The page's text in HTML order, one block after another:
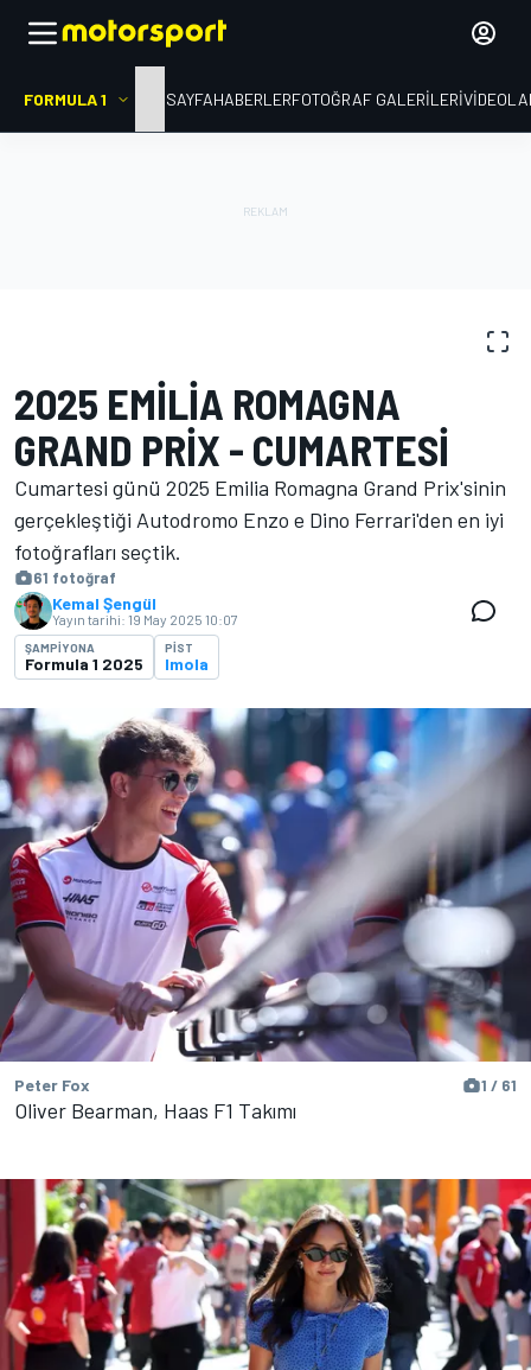
FORMULA 1 ANA SAYFAHABERLERFOTOĞRAF GALERILERI
2025 EMILIA ROMAGNA
GRAND PRIX - CUMARTESI
Cumartesi günü 2025 Emilia Romagna Grand Prix'sinin
gerçekleştiği Autodromo Enzo e Dino Ferrari'den en iyi
fotoğrafları seçtik.
61 fotoğraf
Kemal Şengül
Yayın tarihi: 19 May 2025 10:07
ŞAMPIYONA
Formula 1 2025
PIST
Imola
Peter Fox 1 / 61
Oliver Bearman, Haas F1 Takımı